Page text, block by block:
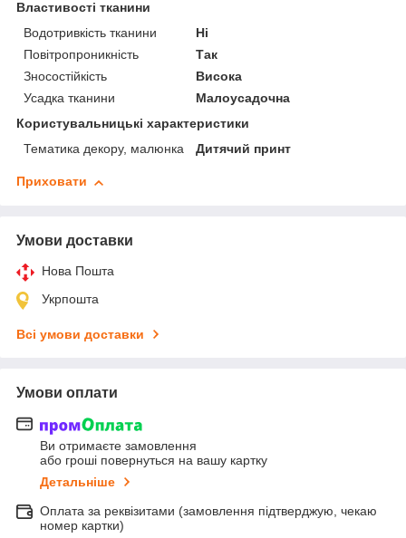
Властивості тканини
Водотривкість тканини
Ні
Повітропроникність
Так
Зносостійкість
Висока
Усадка тканини
Малоусадочна
Користувальницькі характеристики
Тематика декору, малюнка
Дитячий принт
Приховати
Умови доставки
Нова Пошта
Укрпошта
Всі умови доставки
Умови оплати
Ви отримаєте замовлення
або гроші повернуться на вашу картку
Детальніше
Оплата за реквізитами (замовлення підтверджую, чекаю
номер картки)